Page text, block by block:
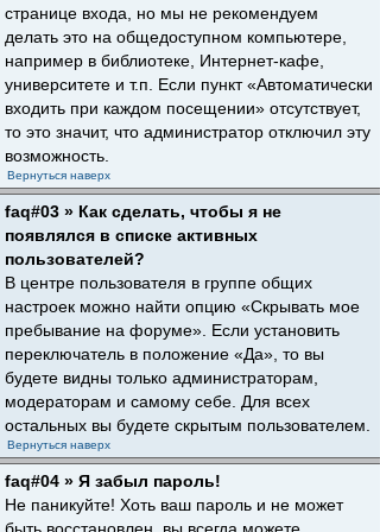
странице входа, но мы не рекомендуем
делать это на общедоступном компьютере,
например в библиотеке, Интернет-кафе,
университете и т.п. Если пункт «Автоматически
входить при каждом посещении» отсутствует,
то это значит, что администратор отключил эту
возможность.
Вернуться наверх
faq#03 » Как сделать, чтобы я не
появлялся в списке активных
пользователей?
В центре пользователя в группе общих
настроек можно найти опцию «Скрывать мое
пребывание на форуме». Если установить
переключатель в положение «Да», то вы
будете видны только администраторам,
модераторам и самому себе. Для всех
остальных вы будете скрытым пользователем.
Вернуться наверх
faq#04 » Я забыл пароль!
Не паникуйте! Хоть ваш пароль и не может